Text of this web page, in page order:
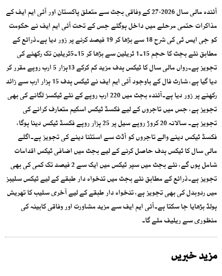
آئندہ مالی سال 2026-27 کے وفاقی بجٹ سے متعلق پاکستان اور آئی ایم ایف کے
مذاکرات حتمی مرحلے میں داخل ہوگئے جس کے تحت آئی ایم ایف نے حکومت
کو جی ایس ٹی کی شرح 18 سے بڑھا کر 19 فیصد کرنے پر زور دیا ہے۔ذرائع کے
مطابق نئے بجٹ کا حجم 15۔1 ٹریلین سے بڑھا کر 15۔5ٹریلین تک رکھنے کی
تجویز ہے۔رواں مالی سال کا ٹیکس ہدف مزید کم کرکے 13ہزار 5 ارب روپے مقرر کر
دیا گیا ہے، شارٹ فال کے باوجود آئی ایم ایف نے ٹیکس ہدف 15 ہزار ارب سے زائد
رکھنے پر زور دیا ہے۔آئندہ بجٹ میں 220 ارب روپے کے نئے ٹیکسز لگانے کی بھی
تجویز ہے، جس میں تاجروں کے لیے فکسڈ ٹیکس اسکیم متعارف کرانے کی
تجویز ہے۔ سالانہ 20 کروڑ روپے سیل پر 25 ہزار روپے فکسڈ ٹیکس دینا ہوگا،
فکسڈ ٹیکس دینے والے تاجروں کو آڈٹ سے استثنا دینے کی تجویز ہے۔اگلے
مالی سال کا ٹیکس ہدف حاصل کرنے کے لیے بجٹ میں اضافی ٹیکس اقدامات
شامل ہوں گے، نئے بجٹ میں سپر ٹیکس میں ایک سے 2 فیصد تک کمی کی بھی
تجویز ہے۔ذرائع کے مطابق نئے بجٹ میں تنخواہ دار طبقے کے لیے ٹیکس سلیبز
میں ردوبدل کی بھی تجویز ہے، تنخواہ دار طبقے کے لیے آخری سلیب کا تھریش
ہولڈ بڑھایا جا سکتا ہے۔آئی ایم ایف سے مزید مشاورت اور وفاقی کابینہ کی
منظوری سے ریلیف ملے گا۔
مزید خبریں